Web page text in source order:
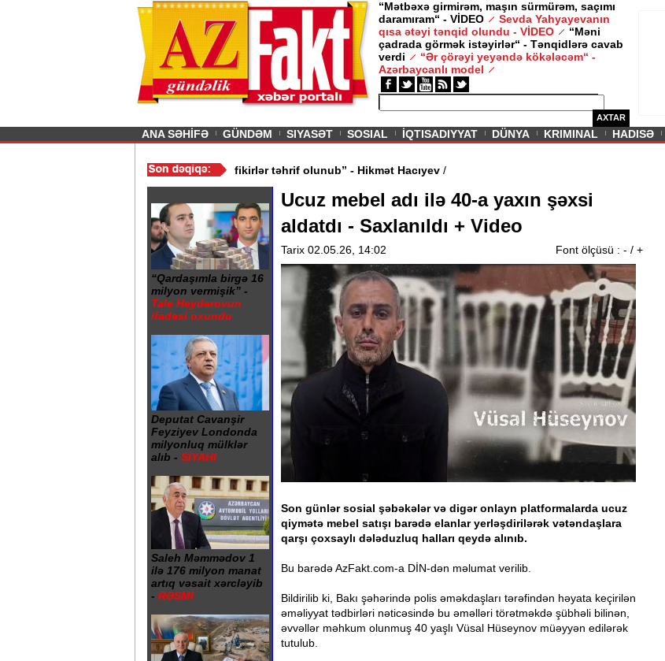
“Mətbəxə girmirəm, maşın sürmürəm, saçımı
daramıram“ - VİDEO
Sevda Yahyayevanın
qısa ətəyi tənqid olundu - VİDEO
“Məni
çadrada görmək istəyirlər“ - Tənqidlərə cavab
verdi
“Ər çörəyi yeyəndə kökələcəm“ -
Azərbaycanlı model
AXTAR
Previous
ANA SƏHİFƏ GÜNDƏM SIYASƏT SOSIAL İQTISADIYYAT DÜNYA KRIMINAL HADISƏ
nələrə diqqət etməliyik? - VİDEO/“Mənə aid bəzi fikirlər təhrif olunub” - Hikmət Hacıyev
“Qardaşımla birgə 16
milyon vermişik” -
Tale Heydərovun
ifadəsi oxundu
Deputat Cavanşir
Feyziyev Londonda
milyonluq mülklər
alıb - SİYAHI
Saleh Məmmədov 1
ilə 176 milyon manat
artıq vəsait xərcləyib
- RƏSMİ
Ucuz mebel adı ilə 40-a yaxın şəxsi
aldatdı - Saxlanıldı + Video
Tarix 02.05.26, 14:02 Font ölçüsü : - / +
Son günlər sosial şəbəkələr və digər onlayn platformalarda ucuz
qiymətə mebel satışı barədə elanlar yerləşdirilərək vətəndaşlara
qarşı çoxsaylı dələduzluq halları qeydə alınıb.
Bu barədə AzFakt.com-a DİN-dən məlumat verilib.
Bildirilib ki, Bakı şəhərində polis əməkdaşları tərəfindən həyata keçirilən
əməliyyat tədbirləri nəticəsində bu əməlləri törətməkdə şübhəli bilinən,
əvvəllər məhkum olunmuş 40 yaşlı Vüsal Hüseynov müəyyən edilərək
tutulub.